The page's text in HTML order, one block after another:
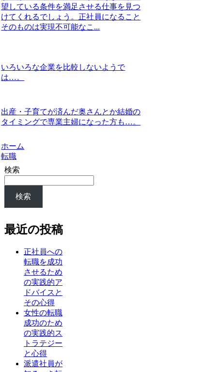
望している条件を満足させる仕事を見つ
けてくれるでしょう。正社員になること
そのものは実現不可能なこ...
いろいろな企業を比較しないようで
は…。
出産・子育てが済んだ奥さんとか結婚の
タイミングで専業主婦になった方も…。
ホーム
転職
検索
検索
最近の投稿
正社員への
転職を成功
させるため
の実践的ア
ドバイスと
その心得
女性の転職
成功のため
の実践的ス
トラテジー
と心得
派遣社員が